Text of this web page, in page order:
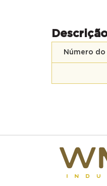
Número do